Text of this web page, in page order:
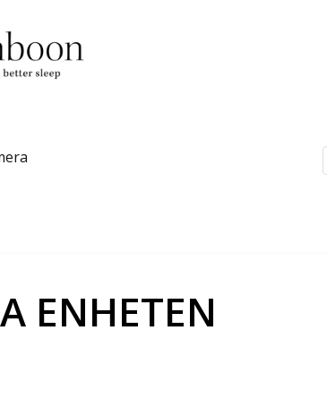
ENHETEN